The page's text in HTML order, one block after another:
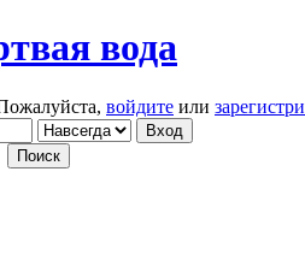
вода
войдите или